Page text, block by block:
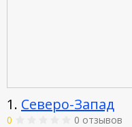
1. Северо-Запад
0
0 отзывов